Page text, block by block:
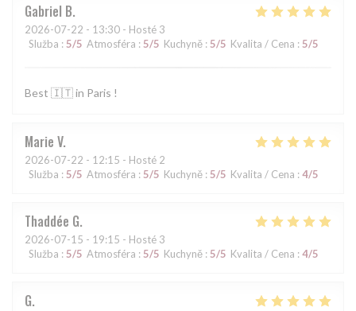
Gabriel B
2026-07-22 - 13:30 - Hosté 3
Služba : 5/5 Atmosféra : 5/5 Kuchyně : 5/5 Kvalita / Cena : 5/5
Best 🇮🇹 in Paris !
Marie V
2026-07-22 - 12:15 - Hosté 2
Služba : 5/5 Atmosféra : 5/5 Kuchyně : 5/5 Kvalita / Cena : 4/5
Thaddée G
2026-07-15 - 19:15 - Hosté 3
Služba : 5/5 Atmosféra : 5/5 Kuchyně : 5/5 Kvalita / Cena : 4/5
G